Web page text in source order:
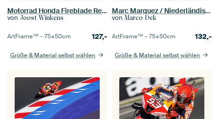
Motorrad Honda Fireblade Repsol
von Joost Winkens
ArtFrame™ –75×50cm 127,-
Größe & Material selbst wählen
Marc Marquez / Niederländische TT 2021
von Marco Dek
ArtFrame™ –75×50cm 132,-
Größe & Material selbst wählen